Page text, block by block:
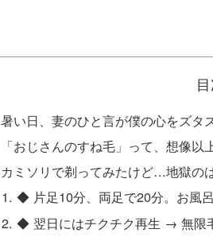
暑い日、妻のひと言が僕の心をズタ
「おじさんのすね毛」って、想像以
カミソリで剃ってみたけど…地獄の
◆ 片足10分、両足で20分。お風
◆ 翌日にはチクチク再生 → 無限